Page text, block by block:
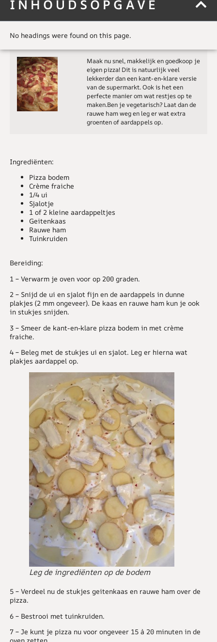
INHOUDSOPGAVE
No headings were found on this page.
Maak nu snel, makkelijk en goedkoop je
eigen pizza! Dit is natuurlijk veel
lekkerder dan een kant-en-klare versie
van de supermarkt. Ook is het een
perfecte manier om wat restjes op te
maken.Ben je vegetarisch? Laat dan de
rauwe ham weg en leg er wat extra
groenten of aardappels op.
Ingrediënten:
Pizza bodem
Crème fraiche
1/4 ui
Sjalotje
1 of 2 kleine aardappeltjes
Geitenkaas
Rauwe ham
Tuinkruiden
Bereiding:
1 – Verwarm je oven voor op 200 graden.
2 – Snijd de ui en sjalot fijn en de aardappels in dunne
plakjes (2 mm ongeveer). De kaas en rauwe ham kun je ook
in stukjes snijden.
3 – Smeer de kant-en-klare pizza bodem in met crème
fraiche.
4 – Beleg met de stukjes ui en sjalot. Leg er hierna wat
plakjes aardappel op.
Leg de ingrediënten op de bodem
5 – Verdeel nu de stukjes geitenkaas en rauwe ham over de
pizza.
6 – Bestrooi met tuinkruiden.
7 – Je kunt je pizza nu voor ongeveer 15 à 20 minuten in de